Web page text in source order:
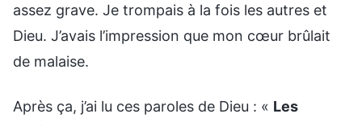
assez grave. Je trompais à la fois les autres et
Dieu. J’avais l’impression que mon cœur brûlait
de malaise.
Après ça, j’ai lu ces paroles de Dieu : « Les